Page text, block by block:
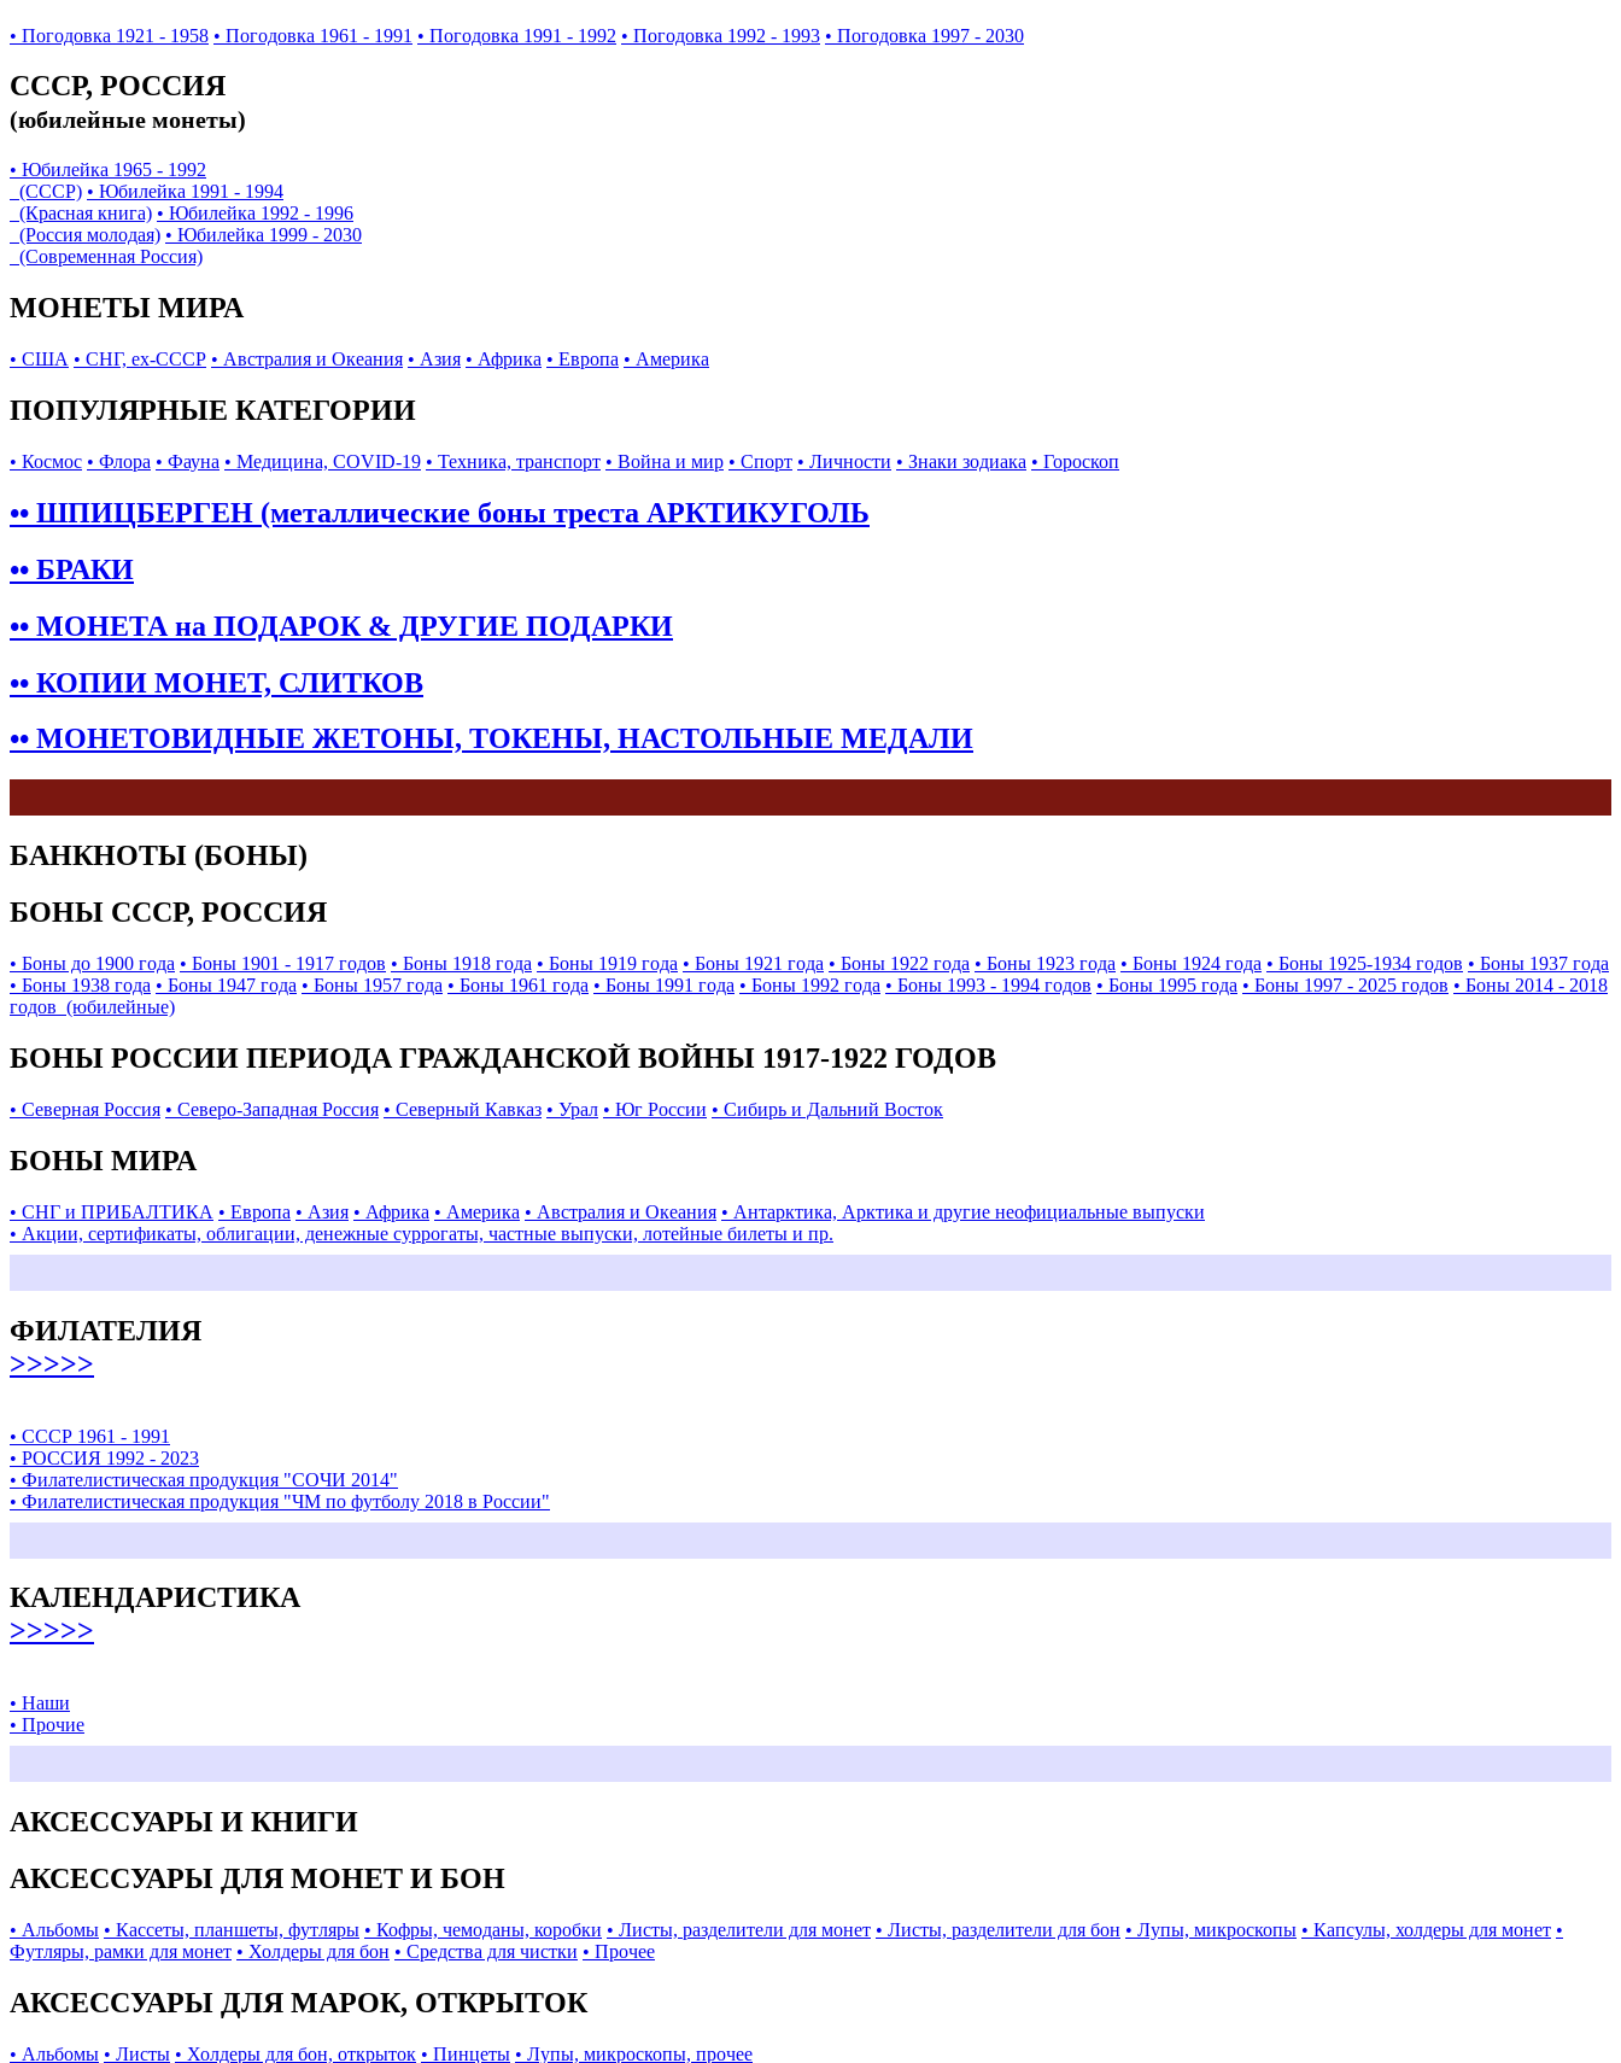
• Погодовка 1921 - 1958 • Погодовка 1961 - 1991 • Погодовка 1991 - 1992 • Погодовка 1992 - 1993 • Погодовка 1997 - 2030
СССР, РОССИЯ
(юбилейные монеты)
• Юбилейка 1965 - 1992
(СССР) • Юбилейка 1991 - 1994
(Красная книга) • Юбилейка 1992 - 1996
(Россия молодая) • Юбилейка 1999 - 2030
(Современная Россия)
МОНЕТЫ МИРА
• США • СНГ, ex-СССР • Австралия и Океания • Азия • Африка • Европа • Америка
ПОПУЛЯРНЫЕ КАТЕГОРИИ
• Космос • Флора • Фауна • Медицина, COVID-19 • Техника, транспорт • Война и мир • Спорт • Личности • Знаки зодиака • Гороскоп
•• ШПИЦБЕРГЕН (металлические боны треста АРКТИКУГОЛЬ
•• БРАКИ
•• МОНЕТА на ПОДАРОК & ДРУГИЕ ПОДАРКИ
•• КОПИИ МОНЕТ, СЛИТКОВ
•• МОНЕТОВИДНЫЕ ЖЕТОНЫ, ТОКЕНЫ, НАСТОЛЬНЫЕ МЕДАЛИ
БАНКНОТЫ (БОНЫ)
БОНЫ СССР, РОССИЯ
• Боны до 1900 года • Боны 1901 - 1917 годов • Боны 1918 года • Боны 1919 года • Боны 1921 года • Боны 1922 года • Боны 1923 года • Боны 1924 года • Боны 1925-1934 годов • Боны 1937 года
• Боны 1938 года • Боны 1947 года • Боны 1957 года • Боны 1961 года • Боны 1991 года • Боны 1992 года • Боны 1993 - 1994 годов • Боны 1995 года • Боны 1997 - 2025 годов • Боны 2014 - 2018
годов (юбилейные)
БОНЫ РОССИИ ПЕРИОДА ГРАЖДАНСКОЙ ВОЙНЫ 1917-1922 ГОДОВ
• Северная Россия • Северо-Западная Россия • Северный Кавказ • Урал • Юг России • Сибирь и Дальний Восток
БОНЫ МИРА
• СНГ и ПРИБАЛТИКА • Европа • Азия • Африка • Америка • Австралия и Океания • Антарктика, Арктика и другие неофициальные выпуски
• Акции, сертификаты, облигации, денежные суррогаты, частные выпуски, лотейные билеты и пр.
ФИЛАТЕЛИЯ
>>>>>
• СССР 1961 - 1991
• РОССИЯ 1992 - 2023
• Филателистическая продукция "СОЧИ 2014"
• Филателистическая продукция "ЧМ по футболу 2018 в России"
КАЛЕНДАРИСТИКА
>>>>>
• Наши
• Прочие
АКСЕССУАРЫ И КНИГИ
АКСЕССУАРЫ ДЛЯ МОНЕТ И БОН
• Альбомы • Кассеты, планшеты, футляры • Кофры, чемоданы, коробки • Листы, разделители для монет • Листы, разделители для бон • Лупы, микроскопы • Капсулы, холдеры для монет •
Футляры, рамки для монет • Холдеры для бон • Средства для чистки • Прочее
АКСЕССУАРЫ ДЛЯ МАРОК, ОТКРЫТОК
• Альбомы • Листы • Холдеры для бон, открыток • Пинцеты • Лупы, микроскопы, прочее